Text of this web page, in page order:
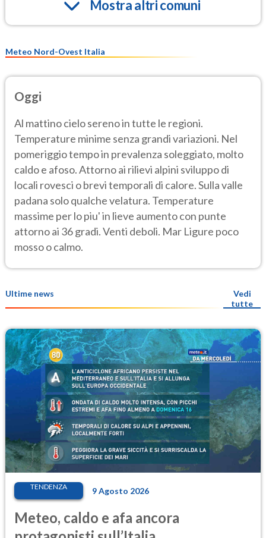
Mostra altri comuni
Meteo Nord-Ovest Italia
Oggi
Al mattino cielo sereno in tutte le regioni.
Temperature minime senza grandi variazioni. Nel
pomeriggio tempo in prevalenza soleggiato, molto
caldo e afoso. Attorno ai rilievi alpini sviluppo di
locali rovesci o brevi temporali di calore. Sulla valle
padana solo qualche velatura. Temperature
massime per lo piu' in lieve aumento con punte
attorno ai 36 gradi. Venti deboli. Mar Ligure poco
mosso o calmo.
Ultime news
Vedi
tutte
TENDENZA 9 Agosto 2026
Meteo, caldo e afa ancora